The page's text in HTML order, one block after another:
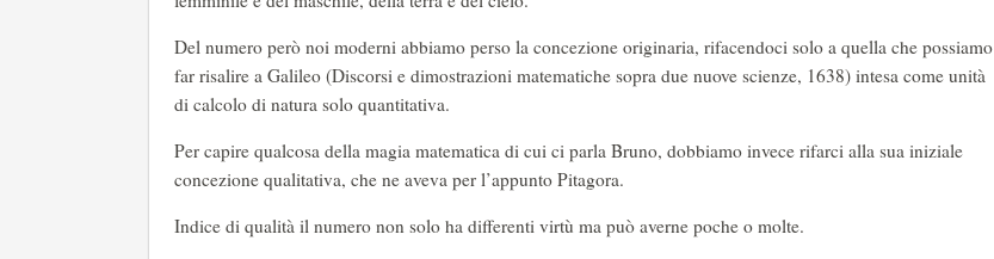
Del numero però noi moderni abbiamo perso la concezione originaria, rifacendoci solo a quella che possiamo
far risalire a Galileo (Discorsi e dimostrazioni matematiche sopra due nuove scienze, 1638) intesa come unità
di calcolo di natura solo quantitativa.
Per capire qualcosa della magia matematica di cui ci parla Bruno, dobbiamo invece rifarci alla sua iniziale
concezione qualitativa, che ne aveva per l’appunto Pitagora.
Indice di qualità il numero non solo ha differenti virtù ma può averne poche o molte.